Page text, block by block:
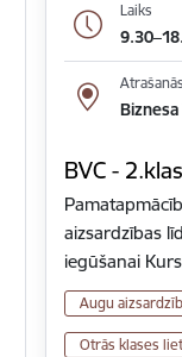
Laiks
BVC -
aizsardzības
iegūšanai
Augu
Otrās klases